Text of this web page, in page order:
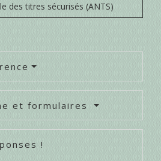
des titres sécurisés (ANTS)
et formulaires
!